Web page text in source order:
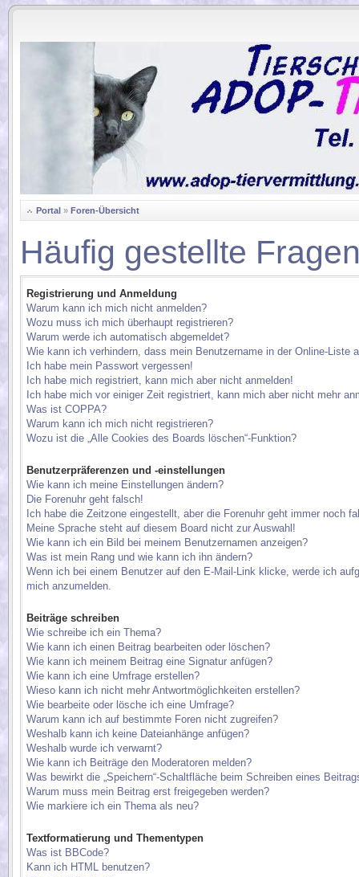
.
Portal » Foren-Übersicht
Häufig gestellte
Registrierung und Anmeldung
Warum kann ich mich nicht anmelden?
Wozu muss ich mich überhaupt registrieren?
Warum werde ich automatisch abgemeldet?
Wie kann ich verhindern, dass mein Benutzername in der Online-Liste
Ich habe mein Passwort vergessen!
Ich habe mich registriert, kann mich aber nicht anmelden!
Ich habe mich vor einiger Zeit registriert, kann mich aber nicht mehr
Was ist COPPA?
Warum kann ich mich nicht registrieren?
Wozu ist die „Alle Cookies des Boards löschen“-Funktion?
Benutzerpräferenzen und -einstellungen
Wie kann ich meine Einstellungen ändern?
Die Forenuhr geht falsch!
Ich habe die Zeitzone eingestellt, aber die Forenuhr geht immer noch
Meine Sprache steht auf diesem Board nicht zur Auswahl!
Wie kann ich ein Bild bei meinem Benutzernamen anzeigen?
Was ist mein Rang und wie kann ich ihn ändern?
Wenn ich bei einem Benutzer auf den E-Mail-Link klicke, werde ich
mich anzumelden.
Beiträge schreiben
Wie schreibe ich ein Thema?
Wie kann ich einen Beitrag bearbeiten oder löschen?
Wie kann ich meinem Beitrag eine Signatur anfügen?
Wie kann ich eine Umfrage erstellen?
Wieso kann ich nicht mehr Antwortmöglichkeiten erstellen?
Wie bearbeite oder lösche ich eine Umfrage?
Warum kann ich auf bestimmte Foren nicht zugreifen?
Weshalb kann ich keine Dateianhänge anfügen?
Weshalb wurde ich verwarnt?
Wie kann ich Beiträge den Moderatoren melden?
Was bewirkt die „Speichern“-Schaltfläche beim Schreiben eines
Warum muss mein Beitrag erst freigegeben werden?
Wie markiere ich ein Thema als neu?
Textformatierung und Thementypen
Was ist BBCode?
Kann ich HTML benutzen?